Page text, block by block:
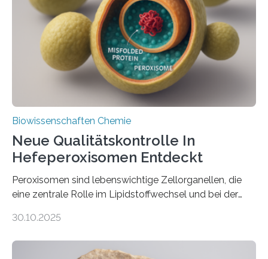
Biowissenschaften Chemie
Neue Qualitätskontrolle In
Hefeperoxisomen Entdeckt
Peroxisomen sind lebenswichtige Zellorganellen, die
eine zentrale Rolle im Lipidstoffwechsel und bei der
erfüllen können, müssen zahlreiche Enzyme präzise in
der Ruhr-Universität Bochum um Prof. Dr. Ralf Erdmann
30.10.2025